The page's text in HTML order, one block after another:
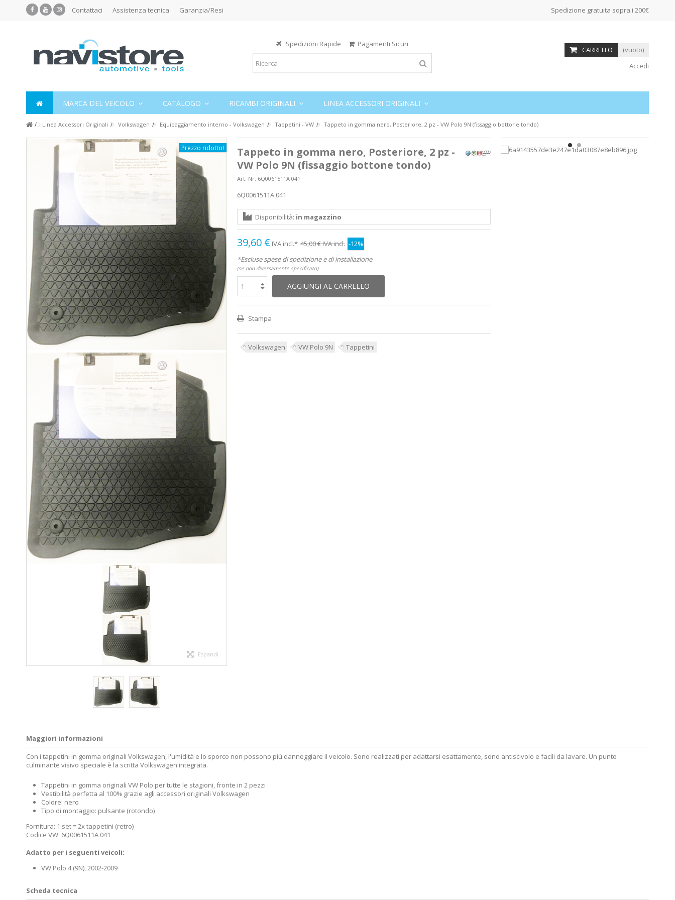
Contattaci Assistenza tecnica Garanzia/Resi Spedizione gratuita sopra i 200€
Spedizioni Rapide Pagamenti Sicuri
CARRELLO
(vuoto)
Accedi
MARCA DEL VEICOLO CATALOGO RICAMBI ORIGINALI LINEA ACCESSORI ORIGINALI
Linea Accessori Originali Volkswagen Equipaggiamento interno - Volkswagen Tappetini - VW Tappeto in gomma nero, Posteriore, 2 pz - VW Polo 9N (fissaggio bottone tondo)
Prezzo ridotto!
Espandi
Tappeto in gomma nero, Posteriore, 2 pz -
VW Polo 9N (fissaggio bottone tondo)
Art. Nr: 6Q0061511A 041
6Q0061511A 041
Disponibilità: in magazzino
39,60 € IVA incl.* 45,00 €IVA incl. -12%
*Escluse spese di spedizione e di installazione
(se non diversamente specificato)
AGGIUNGI AL CARRELLO
Stampa
Volkswagen VW Polo 9N Tappetini
Maggiori informazioni
Con i tappetini in gomma originali Volkswagen, l'umidità e lo sporco non possono più danneggiare il veicolo. Sono realizzati per adattarsi esattamente, sono antiscivolo e facili da lavare. Un punto
culminante visivo speciale è la scritta Volkswagen integrata.
Tappetini in gomma originali VW Polo per tutte le stagioni, fronte in 2 pezzi
Vestibilità perfetta al 100% grazie agli accessori originali Volkswagen
Colore: nero
Tipo di montaggio: pulsante (rotondo)
Fornitura: 1 set = 2x tappetini (retro)
Codice VW: 6Q0061511A 041
Adatto per i seguenti veicoli:
VW Polo 4 (9N), 2002-2009
Scheda tecnica